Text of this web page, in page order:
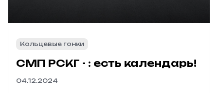
Кольцевые гонки
СМП РСКГ - : есть календарь!
04.12.2024